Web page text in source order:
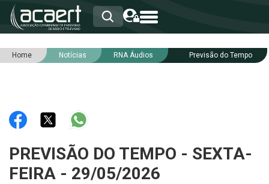
HOME
RNA
NOTÍCIAS
INTEGRIDADE
Home Notícias RNA Áudios Previsão do Tempo
PREVISÃO DO TEMPO - SEXTA-
FEIRA - 29/05/2026